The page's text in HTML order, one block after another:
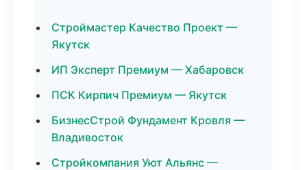
Строймастер Качество Проект —
Якутск
ИП Эксперт Премиум — Хабаровск
ПСК Кирпич Премиум — Якутск
БизнесСтрой Фундамент Кровля —
Владивосток
Стройкомпания Уют Альянс —